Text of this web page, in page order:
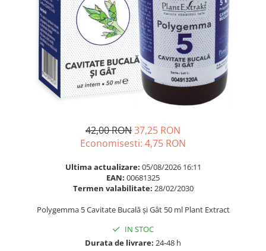
Omega 3
Par si unghii
Probiotice si prebiotice
Prostata
Sanatate urinara
Slabire si control greutate
Somn stres si anxietate
Supliment Calciu
Supliment Complexe
Supliment Vitamina B
Ingrijire par
Balsam masca si tratament
Produse cu SPF Pentru Fata
Repelenti insecte
42,00 RON37,25 RON
Economisesti: 4,75 RON
Ultima actualizare: 05/08/2026 16:11
EAN: 00681325
Termen valabilitate: 28/02/2030
Polygemma 5 Cavitate Bucală și Gât 50 ml Plant Extract
IN STOC
Durata de livrare: 24-48 h